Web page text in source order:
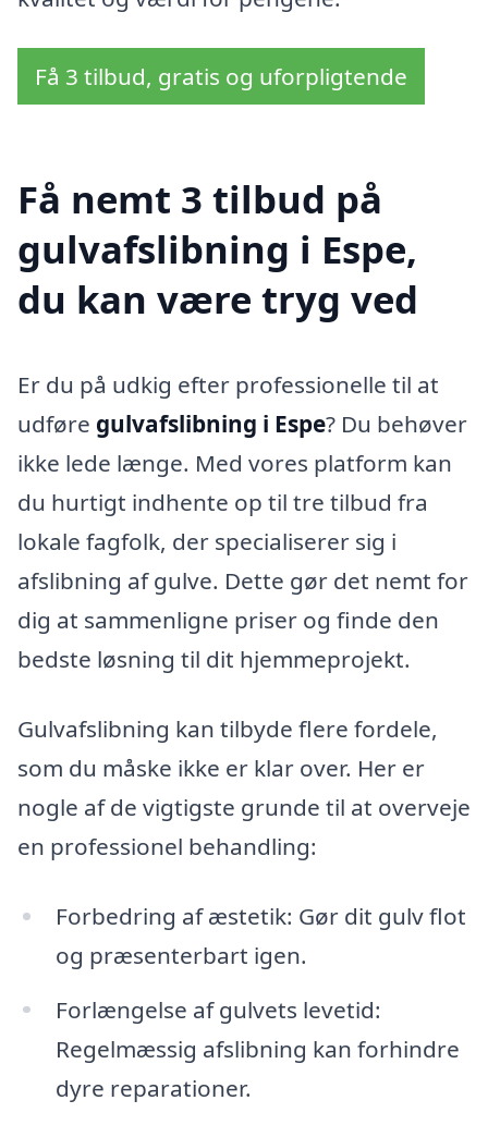
Få 3 tilbud, gratis og uforpligtende
Få nemt 3 tilbud på
gulvafslibning i Espe,
du kan være tryg ved
Er du på udkig efter professionelle til at
udføre gulvafslibning i Espe? Du behøver
ikke lede længe. Med vores platform kan
du hurtigt indhente op til tre tilbud fra
lokale fagfolk, der specialiserer sig i
afslibning af gulve. Dette gør det nemt for
dig at sammenligne priser og finde den
bedste løsning til dit hjemmeprojekt.
Gulvafslibning kan tilbyde flere fordele,
som du måske ikke er klar over. Her er
nogle af de vigtigste grunde til at overveje
en professionel behandling:
Forbedring af æstetik: Gør dit gulv flot
og præsenterbart igen.
Forlængelse af gulvets levetid:
Regelmæssig afslibning kan forhindre
dyre reparationer.